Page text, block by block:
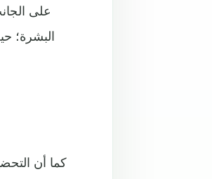
على
البشرة؛
كما أن